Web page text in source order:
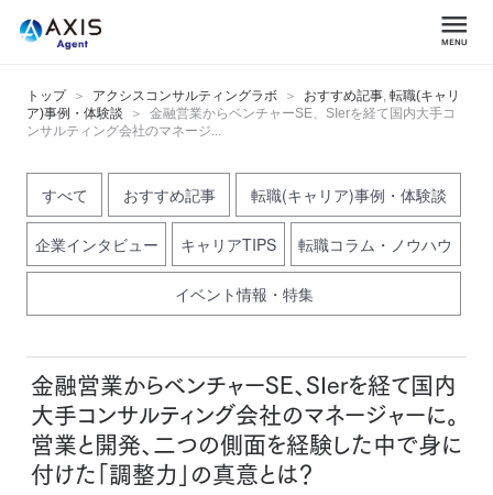
トップ アクシスコンサルティングラボ おすすめ記事, 転職(キャリ
ア)事例・体験談
金融営業からベンチャーSE、SIerを経て国内大手コ
ンサルティング会社のマネージ...
すべて おすすめ記事 転職(キャリア)事例・体験談
企業インタビュー キャリアTIPS 転職コラム・ノウハウ
イベント情報・特集
金融営業からベンチャーSE、SIerを経て国内
大手コンサルティング会社のマネージャーに。
営業と開発、二つの側面を経験した中で身に
付けた「調整力」の真意とは？